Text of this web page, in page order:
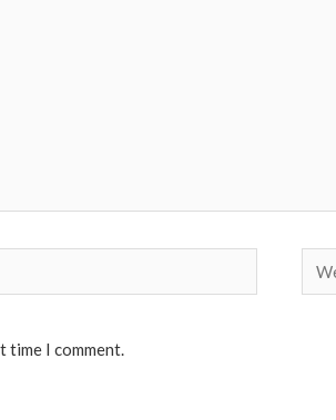
time I comment.